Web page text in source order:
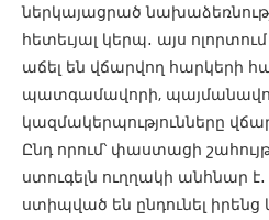
ներկայացրած
հետեւյալ կերպ․ այս
աճել են վճարվող հարկերի
պատգամավորի,
կազմակերպությունները
Ընդ որում՝ փաստացի
ստուգելն ուղղակի անհնար
ստիպված են ընդունել իրենց